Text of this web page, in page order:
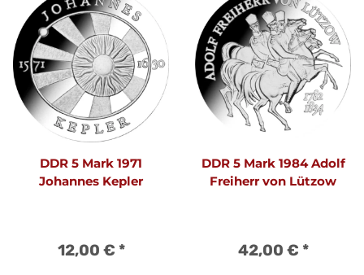
DDR 5 Mark 1971
Johannes Kepler
12,00 € *
DDR 5 Mark 1984 Adolf
Freiherr von Lützow
42,00 € *